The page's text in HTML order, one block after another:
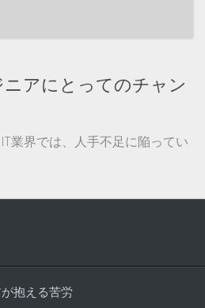
ニアにとってのチャン
業界では、人手不足に陥ってい
抱える苦労